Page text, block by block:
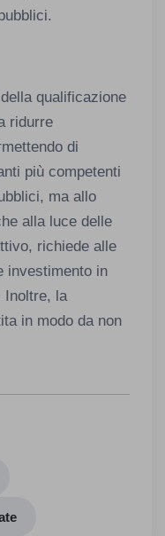
qualificazione
ridurre
di
più competenti
ma allo
alla luce delle
richiede alle
investimento in
Inoltre, la
in modo da non